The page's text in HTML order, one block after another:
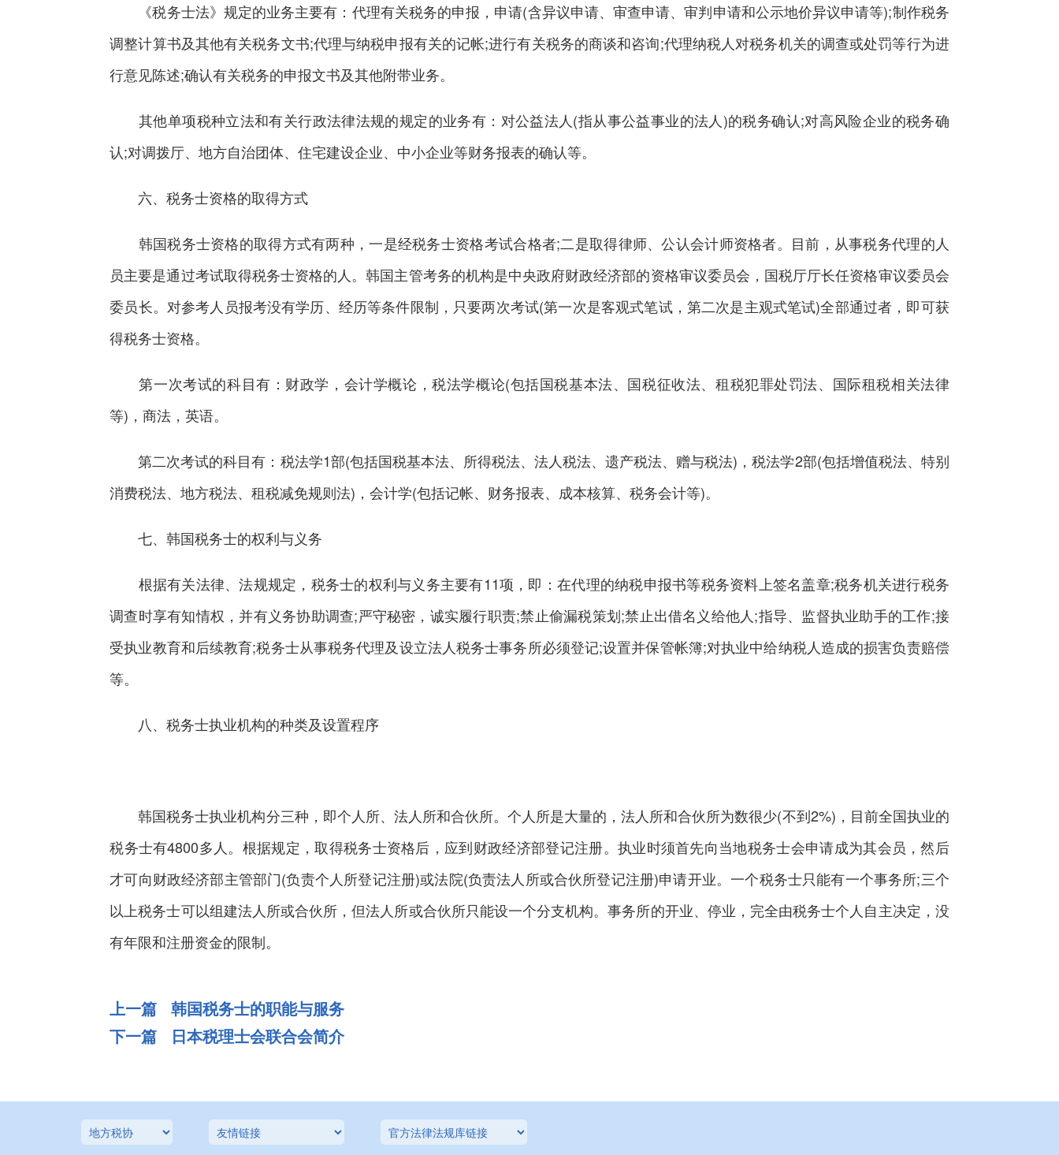
《税务士法》规定的业务主要有：代理有关税务的申报，申请(含异议申请、审查申请、审判申请和公示地价异议申请等);制作税务
调整计算书及其他有关税务文书;代理与纳税申报有关的记帐;进行有关税务的商谈和咨询;代理纳税人对税务机关的调查或处罚等行为进
行意见陈述;确认有关税务的申报文书及其他附带业务。
其他单项税种立法和有关行政法律法规的规定的业务有：对公益法人(指从事公益事业的法人)的税务确认;对高风险企业的税务确
认;对调拨厅、地方自治团体、住宅建设企业、中小企业等财务报表的确认等。
六、税务士资格的取得方式
韩国税务士资格的取得方式有两种，一是经税务士资格考试合格者;二是取得律师、公认会计师资格者。目前，从事税务代理的人
员主要是通过考试取得税务士资格的人。韩国主管考务的机构是中央政府财政经济部的资格审议委员会，国税厅厅长任资格审议委员会
委员长。对参考人员报考没有学历、经历等条件限制，只要两次考试(第一次是客观式笔试，第二次是主观式笔试)全部通过者，即可获
得税务士资格。
第一次考试的科目有：财政学，会计学概论，税法学概论(包括国税基本法、国税征收法、租税犯罪处罚法、国际租税相关法律
等)，商法，英语。
第二次考试的科目有：税法学1部(包括国税基本法、所得税法、法人税法、遗产税法、赠与税法)，税法学2部(包括增值税法、特别
消费税法、地方税法、租税减免规则法)，会计学(包括记帐、财务报表、成本核算、税务会计等)。
七、韩国税务士的权利与义务
根据有关法律、法规规定，税务士的权利与义务主要有11项，即：在代理的纳税申报书等税务资料上签名盖章;税务机关进行税务
调查时享有知情权，并有义务协助调查;严守秘密，诚实履行职责;禁止偷漏税策划;禁止出借名义给他人;指导、监督执业助手的工作;接
受执业教育和后续教育;税务士从事税务代理及设立法人税务士事务所必须登记;设置并保管帐簿;对执业中给纳税人造成的损害负责赔偿
等。
八、税务士执业机构的种类及设置程序
韩国税务士执业机构分三种，即个人所、法人所和合伙所。个人所是大量的，法人所和合伙所为数很少(不到2%)，目前全国执业的
税务士有4800多人。根据规定，取得税务士资格后，应到财政经济部登记注册。执业时须首先向当地税务士会申请成为其会员，然后
才可向财政经济部主管部门(负责个人所登记注册)或法院(负责法人所或合伙所登记注册)申请开业。一个税务士只能有一个事务所;三个
以上税务士可以组建法人所或合伙所，但法人所或合伙所只能设一个分支机构。事务所的开业、停业，完全由税务士个人自主决定，没
有年限和注册资金的限制。
上一篇 韩国税务士的职能与服务
下一篇 日本税理士会联合会简介